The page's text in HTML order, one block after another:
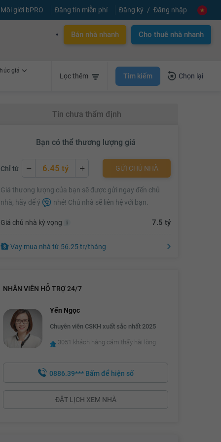
giới bPRO Đăng tin miễn phí Đăng ký Đăng nhập
Bán nhà nhanh Cho thuê nhà nhanh
giá
Lọc thêm Tìm kiếm Chọn lại
Tin chưa thẩm định
Bạn có thể thương lượng giá
Chỉ từ 6.45 tỷ
6.45 tỷ
6.47 tỷ
6.49 tỷ
6.57 tỷ
6.59 tỷ
6.61 tỷ
6.63 tỷ
6.67 tỷ
6.69 tỷ
6.71 tỷ
GỬI CHỦ NHÀ
Giá thương lượng của bạn sẽ được gửi ngay đến chủ
nhà, hãy để ý
nhé! Chủ nhà sẽ liên hệ với bạn.
Giá chủ nhà kỳ vọng 7.5 tỷ
Vay mua nhà từ 56.25 tr/tháng
NHÂN VIÊN HỖ TRỢ 24/7
Yến Ngọc
Chuyên viên CSKH xuất sắc nhất 2025
3051 khách hàng cảm thấy hài lòng
0886.39*** Bấm để hiện số
ĐẶT LỊCH XEM NHÀ